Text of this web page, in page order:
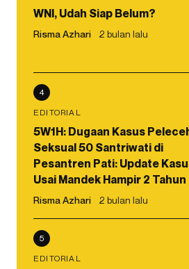
WNI, Udah Siap Belum?
Risma Azhari 2 bulan lalu
4
EDITORIAL
5W1H: Dugaan Kasus
Seksual 50 Santriwati di
Pesantren Pati: Update
Usai Mandek Hampir 2 Tahun
Risma Azhari 2 bulan lalu
5
EDITORIAL